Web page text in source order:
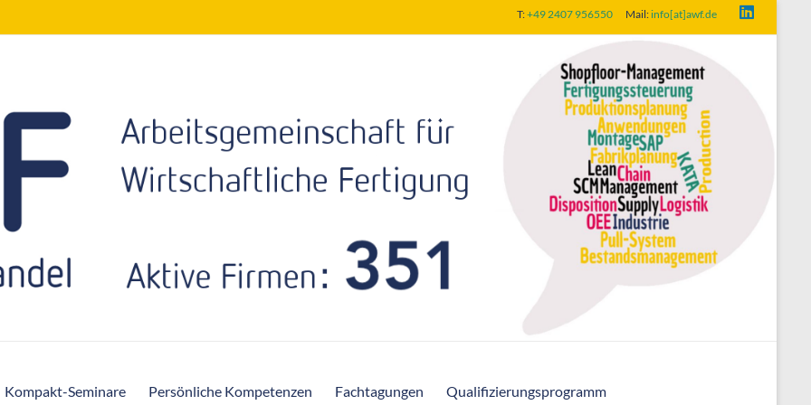
T:+49 2407 956550 Mail:info[at]awf.de
Kompakt-Seminare Persönliche Kompetenzen Fachtagungen Qualifizierungsprogramm